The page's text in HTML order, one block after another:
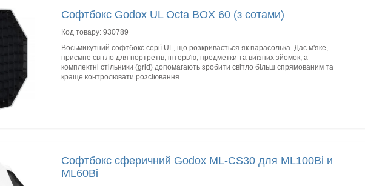
Софтбокс Godox UL Octa BOX 60 (з сотами)
Код товару: 930789
Восьмикутний софтбокс серії UL, що розкривається як парасолька. Дає м'яке,
приємне світло для портретів, інтерв'ю, предметки та виїзних зйомок, а
комплектні стільники (grid) допомагають зробити світло більш спрямованим та
краще контролювати розсіювання.
Софтбокс сферичний Godox ML-CS30 для ML100Bi и
ML60Bi